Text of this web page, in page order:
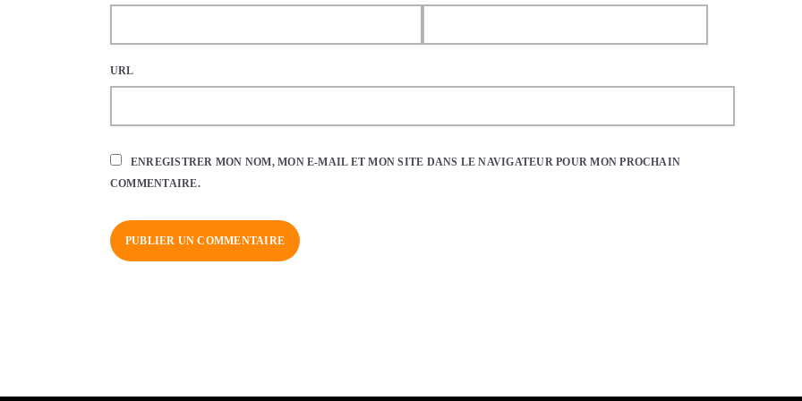
URL
ENREGISTRER MON NOM, MON E-MAIL ET MON SITE DANS LE NAVIGATEUR POUR MON PROCHAIN
COMMENTAIRE.